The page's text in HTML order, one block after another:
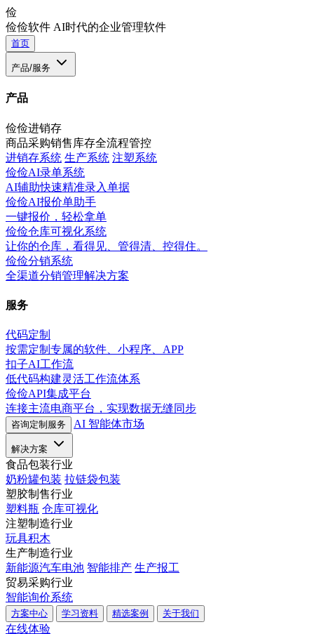
俭
俭俭软件 AI时代的企业管理软件
首页
产品/服务
产品
俭俭进销存
商品采购销售库存全流程管控
进销存系统 生产系统 注塑系统
俭俭AI录单系统
AI辅助快速精准录入单据
俭俭AI报价单助手
一键报价，轻松拿单
俭俭仓库可视化系统
让你的仓库，看得见、管得清、控得住。
俭俭分销系统
全渠道分销管理解决方案
服务
代码定制
按需定制专属的软件、小程序、APP
扣子AI工作流
低代码构建灵活工作流体系
俭俭API集成平台
连接主流电商平台，实现数据无缝同步
咨询定制服务 AI 智能体市场
解决方案
食品包装行业
奶粉罐包装 拉链袋包装
塑胶制售行业
塑料瓶 仓库可视化
注塑制造行业
玩具积木
生产制造行业
新能源汽车电池 智能排产 生产报工
贸易采购行业
智能询价系统
方案中心 学习资料 精选案例 关于我们
在线体验